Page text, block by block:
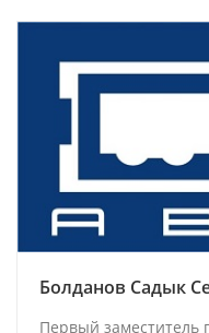
Болданов Садык
Первый заместитель